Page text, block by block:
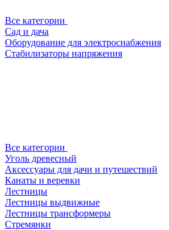
Все категории
Сад и дача
Оборудование для электроснабжения
Стабилизаторы напряжения
Все категории
Уголь древесный
Аксессуары для дачи и путешествий
Канаты и веревки
Лестницы
Лестницы выдвижные
Лестницы трансформеры
Стремянки